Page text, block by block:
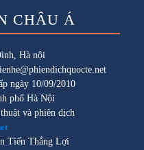
CHÂU Á
Hà nội
ngày 10/09/2010
phố Hà Nội
và phiên dịch
Tiến Thắng Lợi